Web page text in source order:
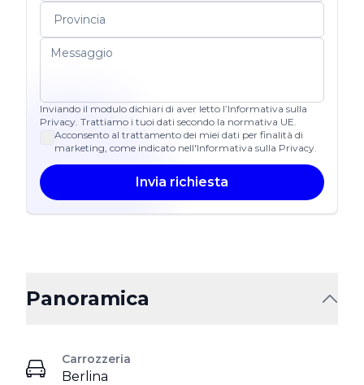
Inviando il modulo dichiari di aver letto l’Informativa sulla
Privacy. Trattiamo i tuoi dati secondo la normativa UE.
Acconsento al trattamento dei miei dati per finalità di
marketing, come indicato nell'Informativa sulla Privacy.
Invia richiesta
Panoramica
Carrozzeria
Berlina